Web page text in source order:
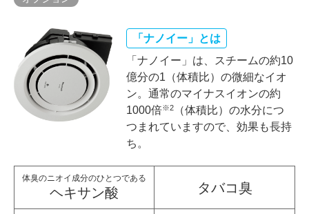
「ナノイー」とは
「ナノイー」は、スチームの約10
億分の1（体積比）の微細なイオ
ン。通常のマイナスイオンの約
1000倍※2
（体積比）の水分につ
つまれていますので、効果も長持
ち。
体臭のニオイ成分のひとつである
ヘキサン酸 タバコ臭